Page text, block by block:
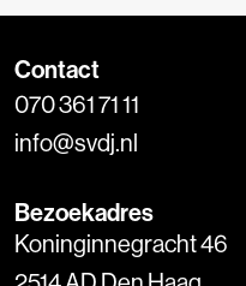
Contact
070 361 71 11
info@svdj.nl
Bezoekadres
Koninginnegracht 46